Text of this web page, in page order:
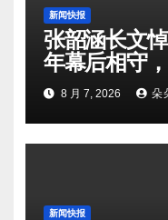
新闻快报
张韶涵长文
年幕后相守
向奔赴
8 月 7, 2026 朵
新闻快报